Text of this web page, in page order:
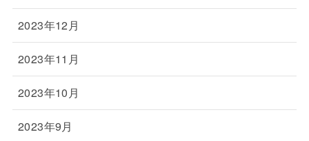
2023年12月
2023年11月
2023年10月
2023年9月